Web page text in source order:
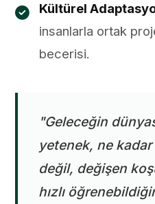
Kültürel
insanlarla ortak
becerisi.
"Geleceğin
yetenek, ne
değil, değişen
hızlı